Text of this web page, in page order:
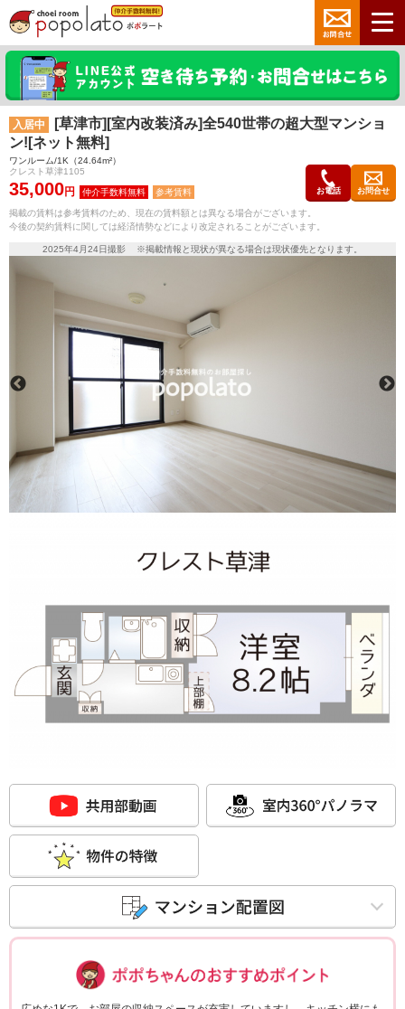
入居中
[草津市][室内改装済み]全540世帯の超大型マンショ
ン![ネット無料]
ワンルーム/1K（24.64m²）
クレスト草津1105
35,000円 参考賃料 お電話 お問合せ
掲載の賃料は参考賃料のため、現在の賃料額とは異なる場合がございます。
今後の契約賃料に関しては経済情勢などにより改定されることがございます。
2025年4月24日撮影 ※掲載情報と現状が異なる場合は現状優先となります。